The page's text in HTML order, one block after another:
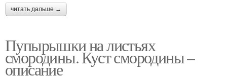
читать дальше →
Пупырышки на листьях
смородины. Куст смородины –
описание